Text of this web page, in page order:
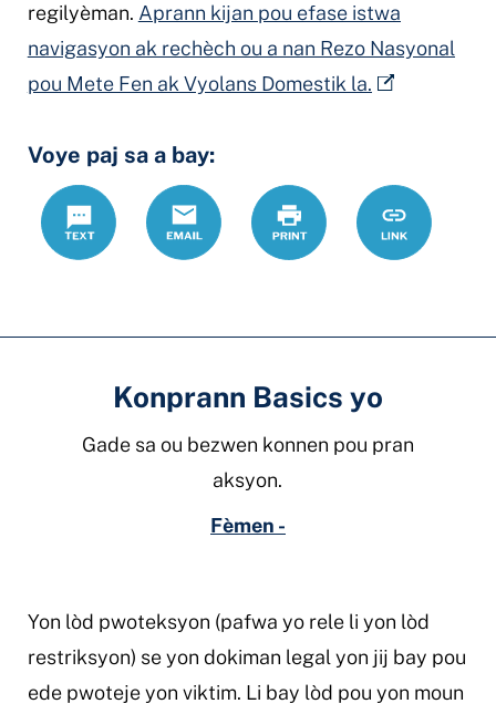
regilyèman. Aprann kijan pou efase istwa
navigasyon ak rechèch ou a nan Rezo Nasyonal
pou Mete Fen ak Vyolans Domestik la.
Voye paj sa a bay:
Text
Email Print
https://
pwoteksyon-
Link
Konprann Basics yo
Gade sa ou bezwen konnen pou pran
aksyon.
Fèmen -
Yon lòd pwoteksyon (pafwa yo rele li yon lòd
restriksyon) se yon dokiman legal yon jij bay pou
ede pwoteje yon viktim. Li bay lòd pou yon moun